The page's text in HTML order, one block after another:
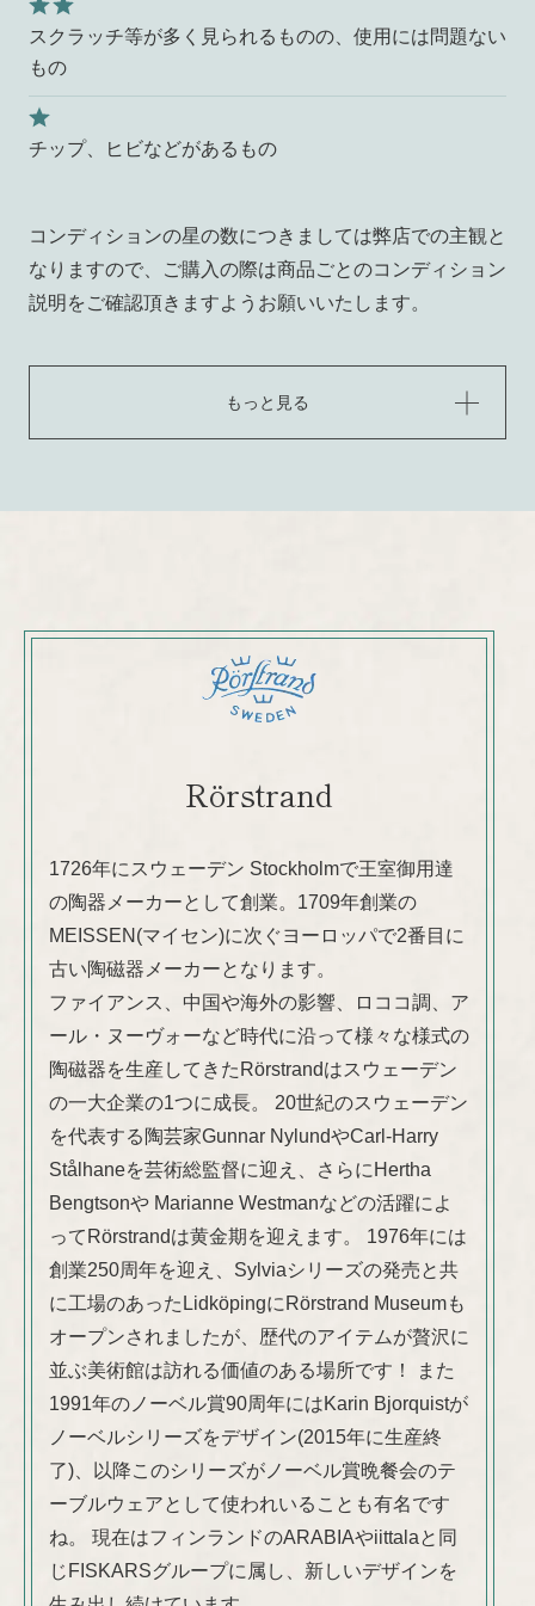
スクラッチ等が多く見られるものの、使用には問題ない
もの
チップ、ヒビなどがあるもの
コンディションの星の数につきましては弊店での主観と
なりますので、ご購入の際は商品ごとのコンディション
説明をご確認頂きますようお願いいたします。
もっと見る
Rörstrand
1726年にスウェーデン Stockholmで王室御用達
の陶器メーカーとして創業。1709年創業の
MEISSEN(マイセン)に次ぐヨーロッパで2番目に
古い陶磁器メーカーとなります。
ファイアンス、中国や海外の影響、ロココ調、ア
ール・ヌーヴォーなど時代に沿って様々な様式の
陶磁器を生産してきたRörstrandはスウェーデン
の一大企業の1つに成長。 20世紀のスウェーデン
を代表する陶芸家Gunnar NylundやCarl-Harry
Stålhaneを芸術総監督に迎え、さらにHertha
Bengtsonや Marianne Westmanなどの活躍によ
ってRörstrandは黄金期を迎えます。 1976年には
創業250周年を迎え、Sylviaシリーズの発売と共
に工場のあったLidköpingにRörstrand Museumも
オープンされましたが、歴代のアイテムが贅沢に
並ぶ美術館は訪れる価値のある場所です！ また
1991年のノーベル賞90周年にはKarin Bjorquistが
ノーベルシリーズをデザイン(2015年に生産終
了)、以降このシリーズがノーベル賞晩餐会のテ
ーブルウェアとして使われいることも有名です
ね。 現在はフィンランドのARABIAやiittalaと同
じFISKARSグループに属し、新しいデザインを